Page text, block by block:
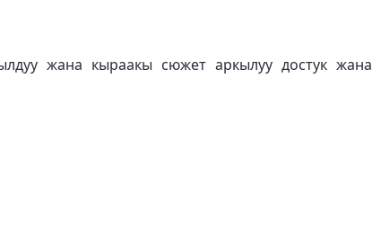
жана кыраакы сюжет аркылуу достук жана